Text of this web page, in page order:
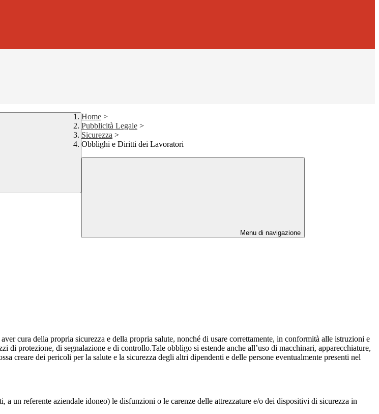
Home >
Pubblicità Legale >
Sicurezza >
Obblighi e Diritti dei Lavoratori
Menu di navigazione
cura della propria sicurezza e della propria salute, nonché di usare correttamente, in conformità alle istruzioni e
protezione, di segnalazione e di controllo.Tale obbligo si estende anche all’uso di macchinari, apparecchiature,
creare dei pericoli per la salute e la sicurezza degli altri dipendenti e delle persone eventualmente presenti nel
un referente aziendale idoneo) le disfunzioni o le carenze delle attrezzature e/o dei dispositivi di sicurezza in